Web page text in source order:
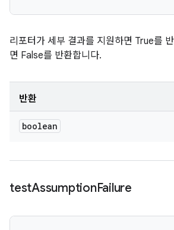
리포터가 세부 결과를 지원하면 True를
면 False를 반환합니다.
반환
boolean
testAssumptionFailure